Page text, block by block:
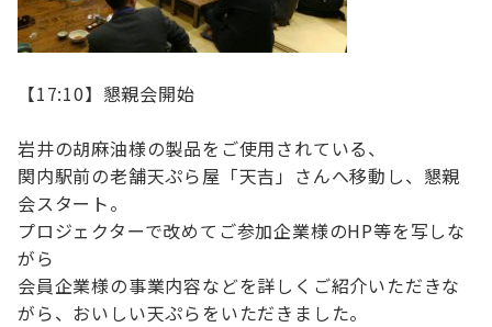
【17:10】懇親会開始
岩井の胡麻油様の製品をご使用されている、
関内駅前の老舗天ぷら屋「天吉」さんへ移動し、懇親
会スタート。
プロジェクターで改めてご参加企業様のHP等を写しな
がら
会員企業様の事業内容などを詳しくご紹介いただきな
がら、おいしい天ぷらをいただきました。